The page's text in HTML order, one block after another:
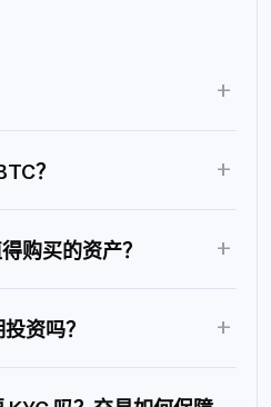
+
？ +
购买的资产？ +
资吗？ +